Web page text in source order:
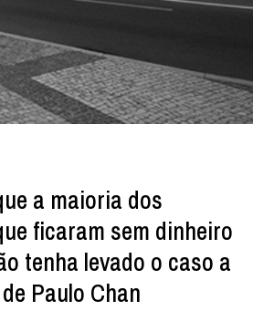
a maioria dos
ficaram sem dinheiro
tenha levado o caso a
Paulo Chan